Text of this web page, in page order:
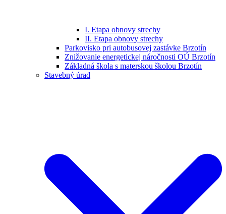
I. Etapa obnovy strechy
II. Etapa obnovy strechy
Parkovisko pri autobusovej zastávke Brzotín
Znižovanie energetickej náročnosti OÚ Brzotín
Základná škola s materskou školou Brzotín
Stavebný úrad